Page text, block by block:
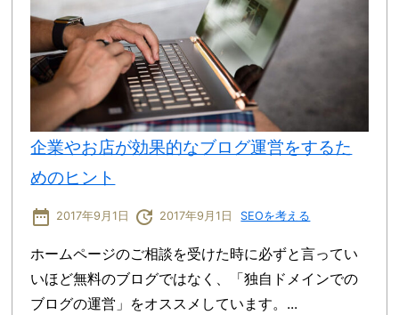
企業やお店が効果的なブログ運営をするた
めのヒント
date_range 2017年9月1日 update 2017年9月1日 SEOを考える
ホームページのご相談を受けた時に必ずと言ってい
いほど無料のブログではなく、「独自ドメインでの
ブログの運営」をオススメしています。...